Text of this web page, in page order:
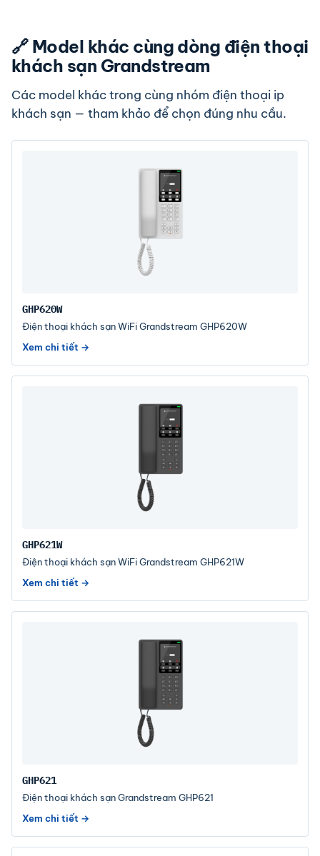
🔗 Model khác cùng dòng điện thoại
khách sạn Grandstream
Các model khác trong cùng nhóm điện thoại ip
khách sạn — tham khảo để chọn đúng nhu cầu.
GHP620W
Điện thoại khách sạn WiFi Grandstream GHP620W
Xem chi tiết →
GHP621W
Điện thoại khách sạn WiFi Grandstream GHP621W
Xem chi tiết →
GHP621
Điện thoại khách sạn Grandstream GHP621
Xem chi tiết →